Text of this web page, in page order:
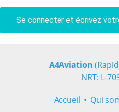
Se connecter et écrivez
A4Aviation
NRT: L-
Accueil Qui